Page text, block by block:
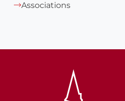
Associations